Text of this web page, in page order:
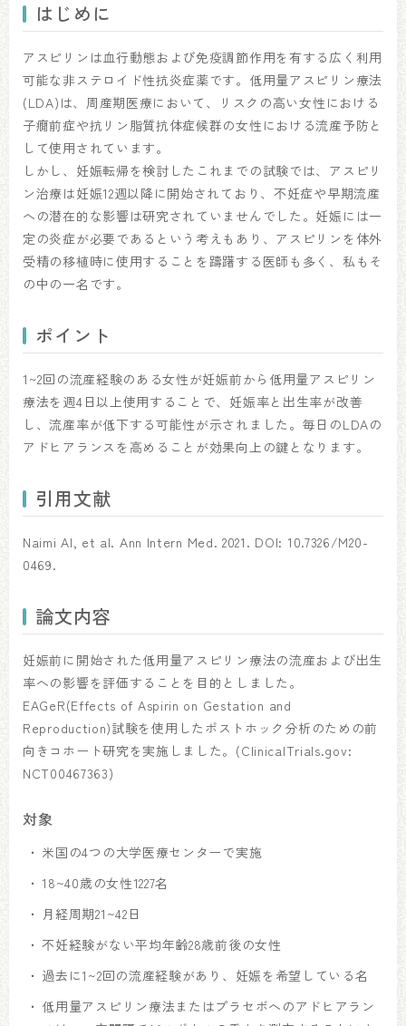
はじめに
アスピリンは血行動態および免疫調節作用を有する広く利用
可能な非ステロイド性抗炎症薬です。低用量アスピリン療法
(LDA)は、周産期医療において、リスクの高い女性における
子癇前症や抗リン脂質抗体症候群の女性における流産予防と
して使用されています。
しかし、妊娠転帰を検討したこれまでの試験では、アスピリ
ン治療は妊娠12週以降に開始されており、不妊症や早期流産
への潜在的な影響は研究されていませんでした。妊娠には一
定の炎症が必要であるという考えもあり、アスピリンを体外
受精の移植時に使用することを躊躇する医師も多く、私もそ
の中の一名です。
ポイント
1~2回の流産経験のある女性が妊娠前から低用量アスピリン
療法を週4日以上使用することで、妊娠率と出生率が改善
し、流産率が低下する可能性が示されました。毎日のLDAの
アドヒアランスを高めることが効果向上の鍵となります。
引用文献
Naimi AI, et al. Ann Intern Med. 2021. DOI: 10.7326/M20-
0469.
論文内容
妊娠前に開始された低用量アスピリン療法の流産および出生
率への影響を評価することを目的としました。
EAGeR(Effects of Aspirin on Gestation and
Reproduction)試験を使用したポストホック分析のための前
向きコホート研究を実施しました。(ClinicalTrials.gov:
NCT00467363)
対象
米国の4つの大学医療センターで実施
18~40歳の女性1227名
月経周期21~42日
不妊経験がない平均年齢28歳前後の女性
過去に1~2回の流産経験があり、妊娠を希望している名
低用量アスピリン療法またはプラセボへのアドヒアラン